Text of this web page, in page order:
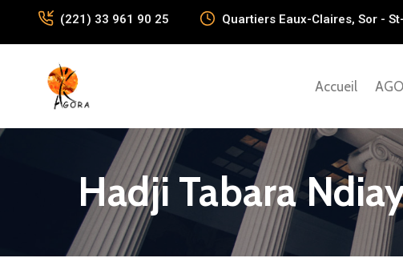
(221) 33 961 90 25 Quartiers Eaux-Claires, Sor -
Accueil
Hadji Tabara